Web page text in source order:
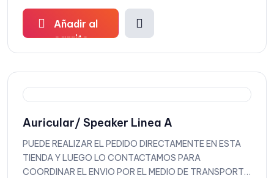
Añadir al
carrito
Auricular/ Speaker Linea A
PUEDE REALIZAR EL PEDIDO DIRECTAMENTE EN ESTA
TIENDA Y LUEGO LO CONTACTAMOS PARA
COORDINAR EL ENVIO POR EL MEDIO DE TRANSPORTE